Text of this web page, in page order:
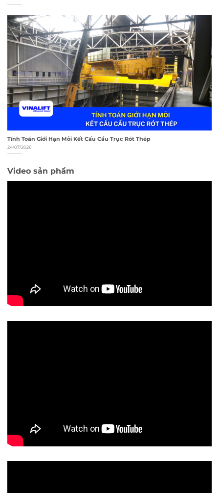
Tính Toán Giới Hạn Mỏi Kết Cấu Cầu Trục Rót Thép
24/07/2026
Video sản phẩm